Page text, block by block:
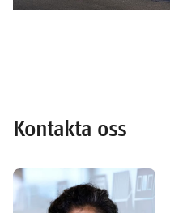
Kontakta oss